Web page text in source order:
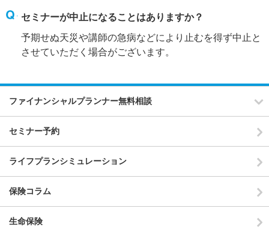
セミナーが中止になることはありますか？
予期せぬ天災や講師の急病などにより止むを得ず中止と
させていただく場合がございます。
ファイナンシャルプランナー無料相談
セミナー予約
ライフプランシミュレーション
保険コラム
生命保険